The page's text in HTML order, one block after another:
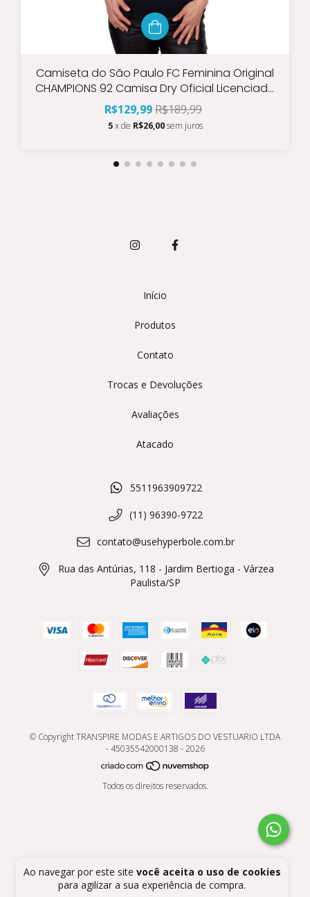
Ao navegar por este site você aceita o uso de cookies
para agilizar a sua experiência de compra.
Camiseta do São Paulo FC Feminina Original
CHAMPIONS 92 Camisa Dry Oficial Licenciada
Nova
R$129,99R$189,99
5 x de R$26,00 sem juros
Início
Produtos
Contato
Trocas e Devoluções
Avaliações
Atacado
5511963909722
(11) 96390-9722
contato@usehyperbole.com.br
Rua das Antúrias, 118 - Jardim Bertioga - Várzea
Paulista/SP
© Copyright TRANSPIRE MODAS E ARTIGOS DO VESTUARIO LTDA
- 45035542000138 - 2026
Todos os direitos reservados.